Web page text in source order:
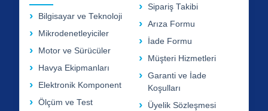
Bilgisayar ve Teknoloji
Mikrodenetleyiciler
Motor ve Sürücüler
Havya Ekipmanları
Elektronik Komponent
Ölçüm ve Test
Sipariş Takibi
Arıza Formu
İade Formu
Müşteri Hizmetleri
Garanti ve İade
Koşulları
Üyelik Sözleşmesi